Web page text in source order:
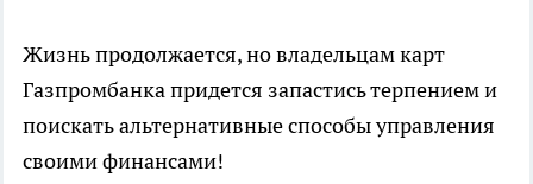
Жизнь продолжается, но владельцам карт
Газпромбанка придется запастись терпением и
поискать альтернативные способы управления
своими финансами!